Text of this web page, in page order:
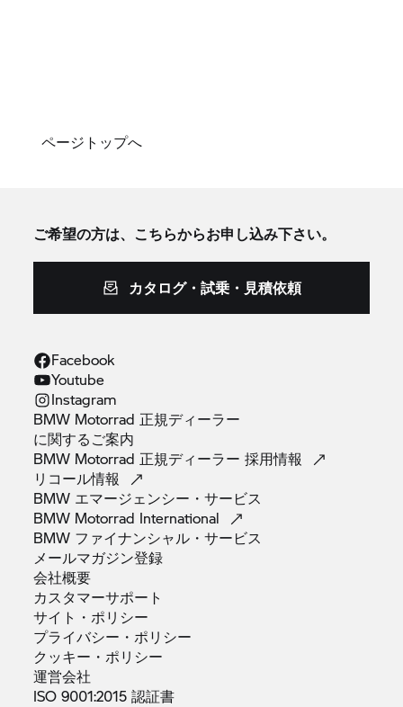
ページトップへ
ご希望の方は、こちらからお申し込み下さい。
カタログ・試乗・見積依頼
Facebook
Youtube
Instagram
BMW Motorrad 正規ディーラー
に関するご案内
BMW Motorrad 正規ディーラー採用情報
リコール情報
BMW エマージェンシー・サービス
BMW Motorrad International
BMW ファイナンシャル・サービス
メールマガジン登録
会社概要
カスタマーサポート
サイト・ポリシー
プライバシー・ポリシー
クッキー・ポリシー
運営会社
ISO 9001:2015認証書